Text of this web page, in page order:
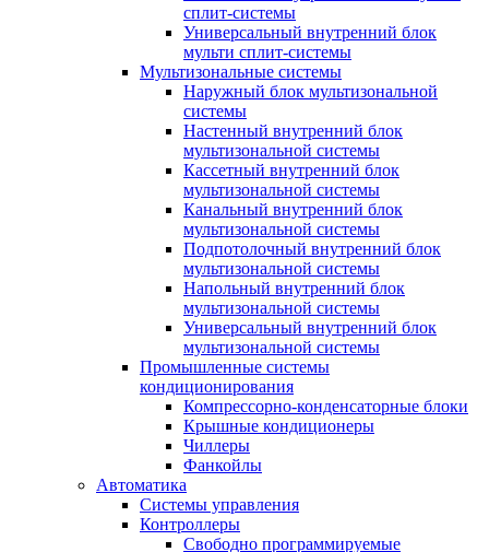
сплит-системы
Универсальный внутренний блок
мульти сплит-системы
Мультизональные системы
Наружный блок мультизональной
системы
Настенный внутренний блок
мультизональной системы
Кассетный внутренний блок
мультизональной системы
Канальный внутренний блок
мультизональной системы
Подпотолочный внутренний блок
мультизональной системы
Напольный внутренний блок
мультизональной системы
Универсальный внутренний блок
мультизональной системы
Промышленные системы
кондиционирования
Компрессорно-конденсаторные блоки
Крышные кондиционеры
Чиллеры
Фанкойлы
Автоматика
Системы управления
Контроллеры
Свободно программируемые